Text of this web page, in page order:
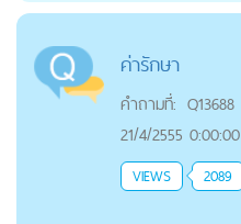
ค่ารักษา
คำถามที่: Q13688
21/4/2555 0:00:00
VIEWS 2089